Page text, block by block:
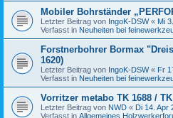
Mobiler Bohrständer
Letzter Beitrag von IngoK-DSW« Mi
Verfasst in Neuheiten bei
Forstnerbohrer Bormax
1620)
Letzter Beitrag von IngoK-DSW« Fr
Verfasst in Neuheiten bei
Vorritzer metabo TK 1688 /
Letzter Beitrag von NWD « Di 14. Apr
Verfasst in Allgemeines